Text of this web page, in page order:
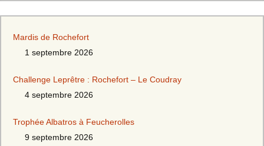
Mardis de Rochefort
1 septembre 2026
Challenge Leprêtre : Rochefort – Le Coudray
4 septembre 2026
Trophée Albatros à Feucherolles
9 septembre 2026